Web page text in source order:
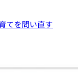
てを問い直す